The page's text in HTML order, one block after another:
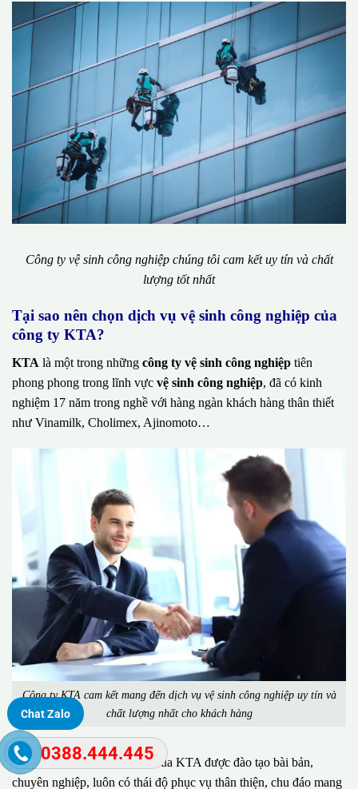
Công ty vệ sinh công nghiệp chúng tôi cam kết uy tín và chất
lượng tốt nhất
Tại sao nên chọn dịch vụ vệ sinh công nghiệp của
công ty KTA?
KTA là một trong những công ty vệ sinh công nghiệp tiên
phong phong trong lĩnh vực vệ sinh công nghiệp, đã có kinh
nghiệm 17 năm trong nghề với hàng ngàn khách hàng thân thiết
như Vinamilk, Cholimex, Ajinomoto…
Công ty KTA cam kết mang đến dịch vụ vệ sinh công nghiệp uy tín và
chất lượng nhất cho khách hàng
Đặc biệt, đội ngũ nhân viên của KTA được đào tạo bài bản,
chuyên nghiệp, luôn có thái độ phục vụ thân thiện, chu đáo mang
Chat Zalo
0388.444.445